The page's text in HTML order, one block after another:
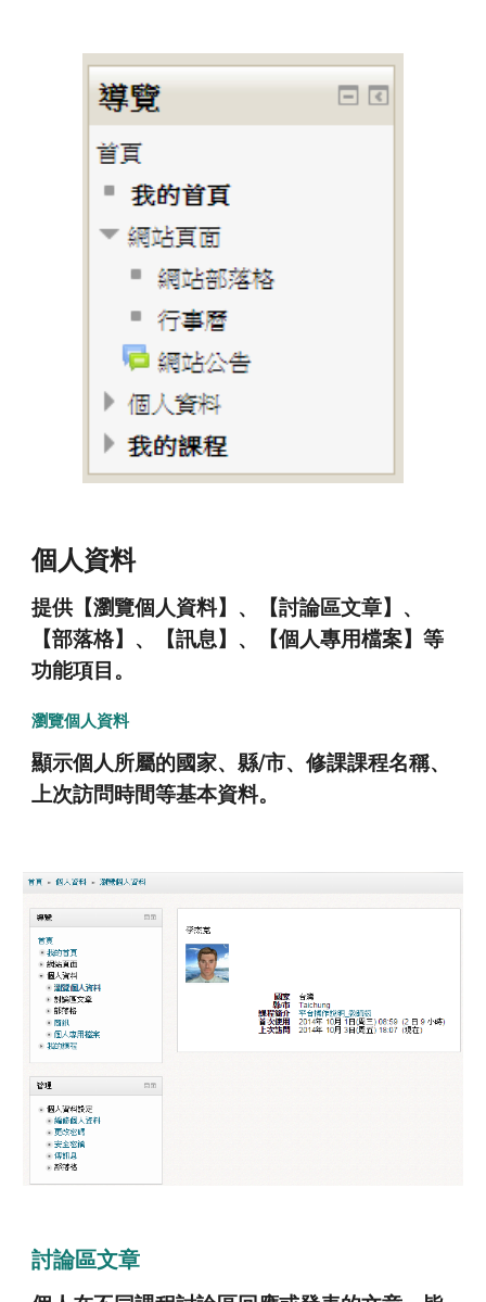
個人資料
提供【瀏覽個人資料】、【討論區文章】、
【部落格】、【訊息】、【個人專用檔案】等
功能項目。
瀏覽個人資料
顯示個人所屬的國家、縣/市、修課課程名稱、
上次訪問時間等基本資料。
討論區文章